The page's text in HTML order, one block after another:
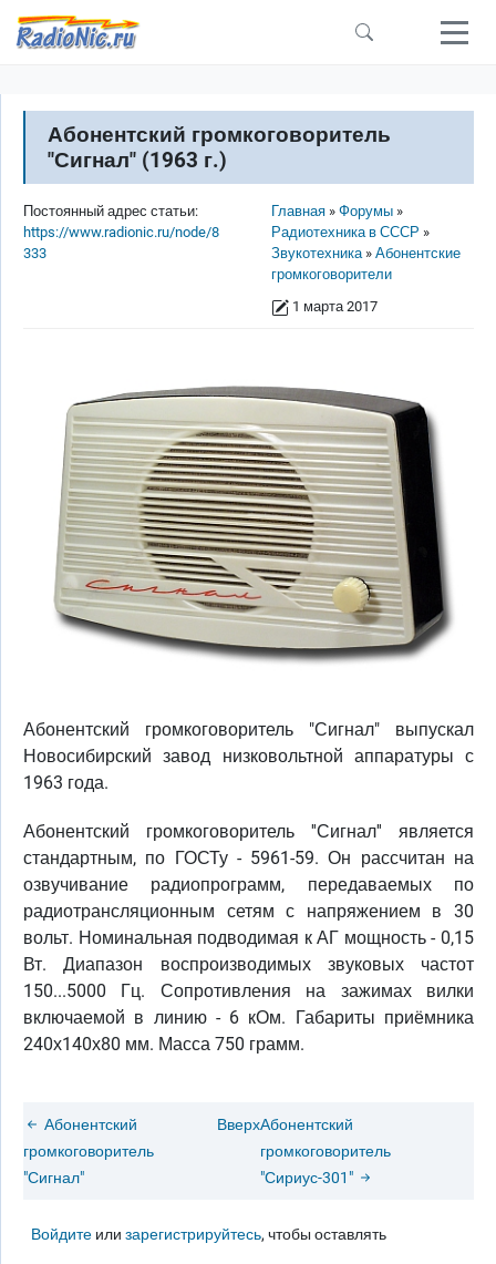
Перейти к основному содержанию
Абонентский громкоговоритель
"Сигнал" (1963 г.)
Строка навигации
Главная
Форумы
Радиотехника в СССР
Звукотехника
Абонентские
громкоговорители
1 марта 2017
Постоянный адрес статьи:
https://www.radionic.ru/node/8
333
Абонентский громкоговоритель "Сигнал" выпускал
Новосибирский завод низковольтной аппаратуры с
1963 года.
Абонентский громкоговоритель ''Сигнал'' является
стандартным, по ГОСТу - 5961-59. Он рассчитан на
озвучивание радиопрограмм, передаваемых по
радиотрансляционным сетям с напряжением в 30
вольт. Номинальная подводимая к АГ мощность - 0,15
Вт. Диапазон воспроизводимых звуковых частот
150...5000 Гц. Сопротивления на зажимах вилки
включаемой в линию - 6 кОм. Габариты приёмника
240х140х80 мм. Масса 750 грамм.
Абонентский
громкоговоритель
"Сигнал"
ВверхАбонентский
громкоговоритель
"Сириус-301"
Войдите илизарегистрируйтесь, чтобы оставлять